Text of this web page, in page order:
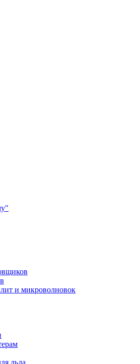
и микроволновок
льда